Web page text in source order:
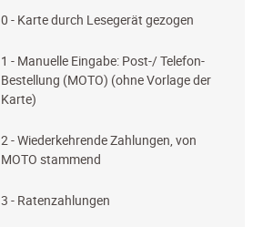
0 - Karte durch Lesegerät gezogen
1 - Manuelle Eingabe: Post-/ Telefon-
Bestellung (MOTO) (ohne Vorlage der
Karte)
2 - Wiederkehrende Zahlungen, von
MOTO stammend
3 - Ratenzahlungen